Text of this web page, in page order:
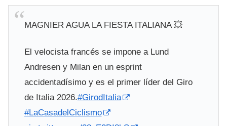
MAGNIER AGUA LA FIESTA ITALIANA 💥
El velocista francés se impone a Lund
Andresen y Milan en un esprint
accidentadísimo y es el primer líder del Giro
de Italia 2026.#GirodItalia
#LaCasadelCiclismo